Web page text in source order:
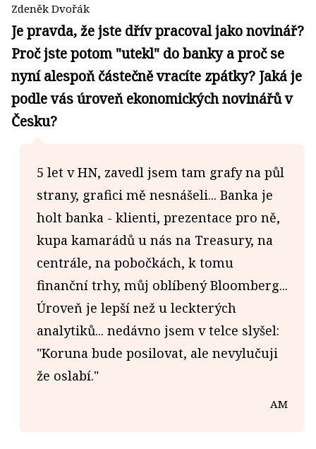
Zdeněk Dvořák
Je pravda, že jste dřív pracoval jako novinář?
Proč jste potom "utekl" do banky a proč se
nyní alespoň částečně vracíte zpátky? Jaká je
podle vás úroveň ekonomických novinářů v
Česku?
5 let v HN, zavedl jsem tam grafy na půl
strany, grafici mě nesnášeli... Banka je
holt banka - klienti, prezentace pro ně,
kupa kamarádů u nás na Treasury, na
centrále, na pobočkách, k tomu
finanční trhy, můj oblíbený Bloomberg...
Úroveň je lepší než u leckterých
analytiků... nedávno jsem v telce slyšel:
"Koruna bude posilovat, ale nevylučuji
že oslabí."
AM